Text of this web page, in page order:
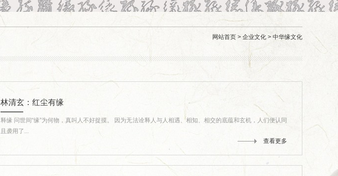
网站首页 > 企业文化 > 中华缘文化
林清玄：红尘有缘
释缘 问世间“缘”为何物，真叫人不好捉摸。 因为无法诠释人与人相遇、相知、相交的底蕴和玄机，人们便认同
且袭用了...
查看更多